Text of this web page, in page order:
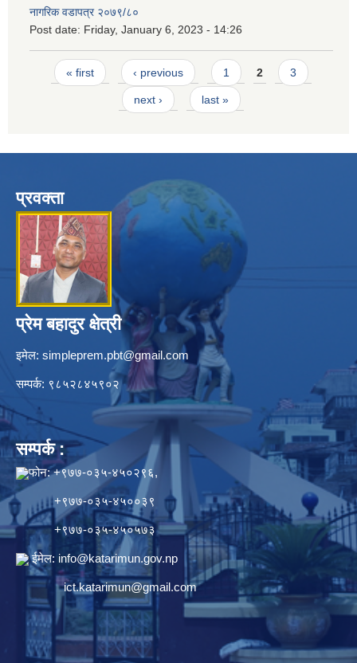
नागरिक वडापत्र २०७९/८०
Post date: Friday, January 6, 2023 - 14:26
Pages
« first ‹ previous 1 2 3
next › last »
प्रवक्ता
प्रेम बहादुर क्षेत्री
इमेल: simpleprem.pbt@gmail.com
सम्पर्क: ९८५२८४५९०२
सम्पर्क :
फोन: +९७७-०३५-४५०२९६,
+९७७-०३५-४५००३९
+९७७-०३५-४५०५७३
ईमेल: info@katarimun.gov.np
ict.katarimun@gmail.com